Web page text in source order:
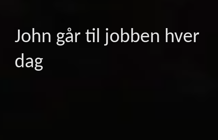
John går til jobben hver
dag